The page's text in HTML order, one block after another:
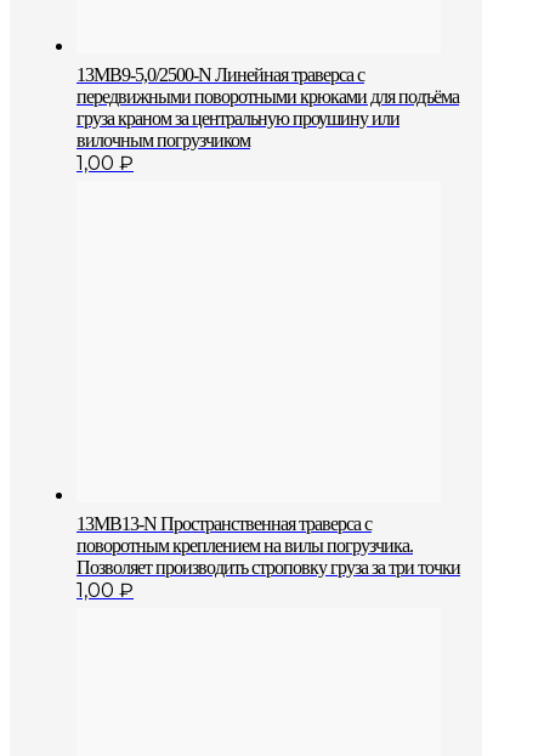
13MB9-5,0/2500-N Линейная траверса с
передвижными поворотными крюками для подъёма
груза краном за центральную проушину или
вилочным погрузчиком
1,00 ₽
13MB13-N Пространственная траверса с
поворотным креплением на вилы погрузчика.
Позволяет производить строповку груза за три точки
1,00 ₽